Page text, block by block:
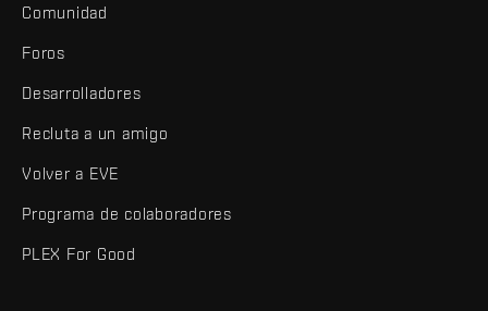
Comunidad
Foros
Desarrolladores
Recluta a un amigo
Volver a EVE
Programa de colaboradores
PLEX For Good